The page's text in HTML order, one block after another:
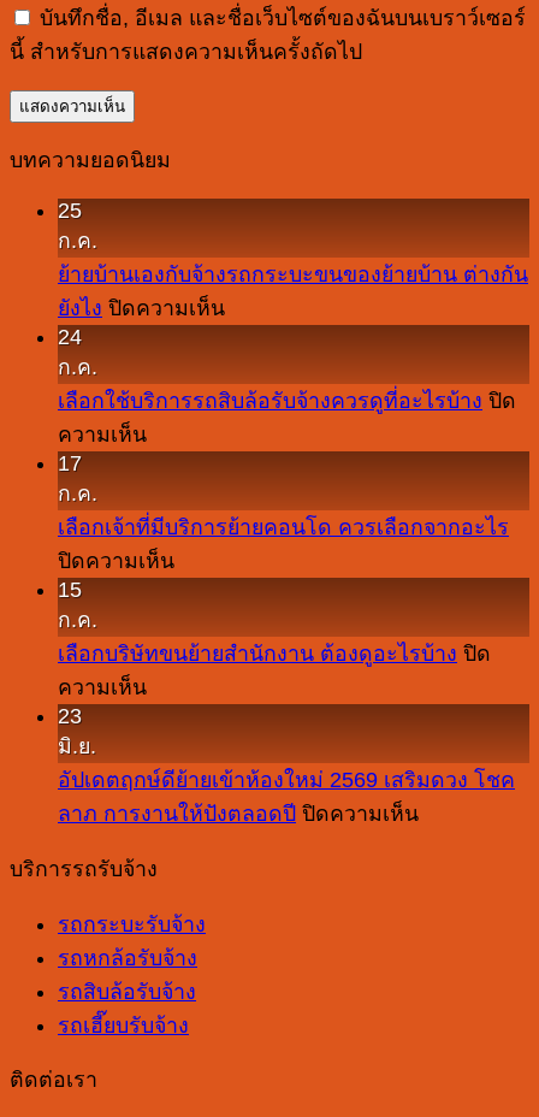
บันทึกชื่อ, อีเมล และชื่อเว็บไซต์ของฉันบนเบราว์เซอร์
นี้ สำหรับการแสดงความเห็นครั้งถัดไป
บทความยอดนิยม
25
ก.ค.
ย้ายบ้านเองกับจ้างรถกระบะขนของย้ายบ้าน ต่างกัน
ยังไง ปิดความเห็นบน
เอง
รถ
กระบะ
ขน
ย้าย
ต่าง
ยัง
ไง
24
ก.ค.
เลือกใช้บริการรถสิบล้อรับจ้างควรดูที่อะไรบ้าง ปิด
ความเห็นบน
บริการ
รถ
ล้อ
รับจ้าง
ควร
ที่
อะไร
17
ก.ค.
เลือกเจ้าที่มีบริการย้ายคอนโด ควรเลือกจากอะไร
ปิดความเห็นบน
ที่
ย้าย
คอน
โด
จาก
อะไร
15
ก.ค.
เลือกบริษัทขนย้ายสำนักงาน ต้องดูอะไรบ้าง ปิด
ความเห็นบน
ขน
ย้าย
ดู
อะไร
บ้าง
23
มิ.ย.
อัปเดตฤกษ์ดีย้ายเข้าห้องใหม่ 2569 เสริมดวง โชค
ลาภ การงานให้ปังตลอดปี ปิดความเห็นบน
บริการรถรับจ้าง
รถกระบะรับจ้าง
รถหกล้อรับจ้าง
รถสิบล้อรับจ้าง
รถเฮี๊ยบรับจ้าง
ติดต่อเรา